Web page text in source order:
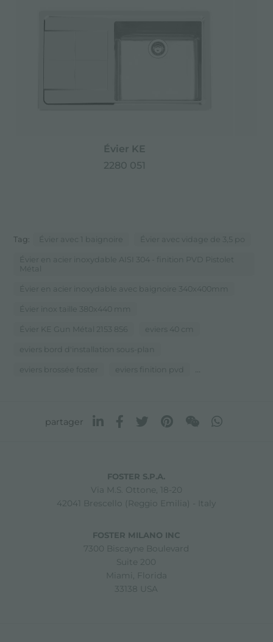
Évier KE
2280 051
Tag: Évier avec 1 baignoire Évier avec vidage de 3,5 po
Évier en acier inoxydable AISI 304 - finition PVD Pistolet
Métal
Évier en acier inoxydable avec baignoire 340x400mm
Évier inox taille 380x440 mm
Évier KE Gun Métal 2153 856 eviers 40 cm
eviers bord d'installation sous-plan
eviers brossée foster eviers finition pvd ...
partager
FOSTER S.P.A.
Via M.S. Ottone, 18-20
42041 Brescello (Reggio Emilia) - Italy
FOSTER MILANO INC
7300 Biscayne Boulevard
Suite 200
Miami, Florida
33138 USA